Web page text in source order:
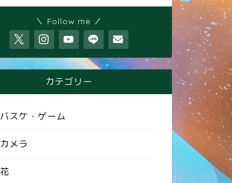
＼ Follow me ／
カテゴリー
バスケ・ゲーム
カメラ
花